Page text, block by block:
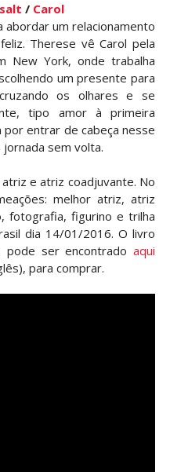
/ Carol
abordar um relacionamento
Therese vê Carol pela
New York, onde trabalha
um presente para
os olhares e se
tipo amor à primeira
entrar de cabeça nesse
sem volta.
e atriz coadjuvante. No
melhor atriz, atriz
fotografia, figurino e trilha
dia 14/01/2016. O livro
pode ser encontradoaqui
para comprar.